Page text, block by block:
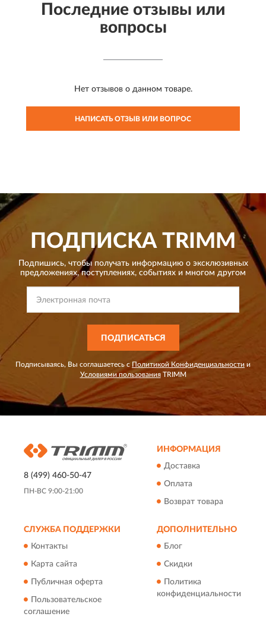
Последние отзывы или
вопросы
Нет отзывов о данном товаре.
НАПИСАТЬ ОТЗЫВ ИЛИ ВОПРОС
ПОДПИСКА TRIMM
Подпишись, чтобы получать информацию о эксклюзивных
предложениях,поступлениях, событиях и многом другом
ПОДПИСАТЬСЯ
Подписываясь, Вы соглашаетесь с Политикой Конфиденциальности и
Условиями пользованияTRIMM
8 (499) 460-50-47
ПН-ВС 9:00-21:00
ИНФОРМАЦИЯ
Доставка
Оплата
Возврат товара
СЛУЖБА ПОДДЕРЖКИ
Контакты
Карта сайта
Публичная оферта
Пользовательское
соглашение
ДОПОЛНИТЕЛЬНО
Блог
Скидки
Политика
конфиденциальности